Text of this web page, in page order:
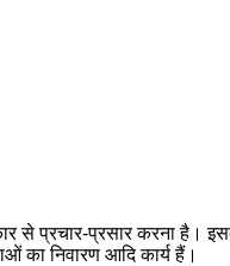
से प्रचार-प्रसार करना है।
का निवारण आदि कार्य हैं।